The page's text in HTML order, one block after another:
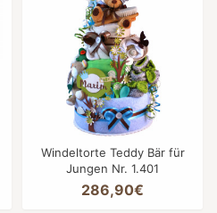
Windeltorte Teddy Bär für
Jungen Nr. 1.401
286,90€